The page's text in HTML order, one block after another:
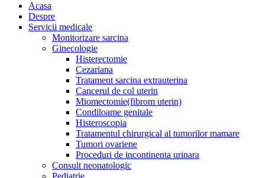
Acasa
Despre
Servicii medicale
Monitorizare sarcina
Ginecologie
Histerectomie
Cezariana
Tratament sarcina extrauterina
Cancerul de col uterin
Miomectomie(fibrom uterin)
Condiloame genitale
Histeroscopia
Tratamentul chirurgical al tumorilor mamare
Tumori ovariene
Proceduri de incontinenta urinara
Consult neonatologic
Pediatrie